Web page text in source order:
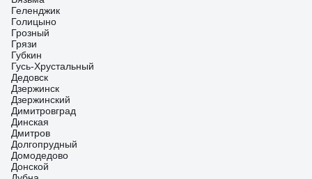
Геленджик
Голицыно
Грозный
Грязи
Губкин
Гусь-Хрустальный
Дедовск
Дзержинск
Дзержинский
Димитровград
Динская
Дмитров
Долгопрудный
Домодедово
Донской